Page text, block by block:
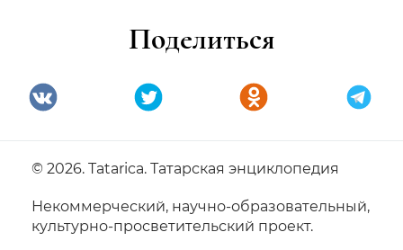
Поделиться
© 2026. Tatarica. Татарская энциклопедия
Некоммерческий, научно-образовательный,
культурно-просветительский проект.